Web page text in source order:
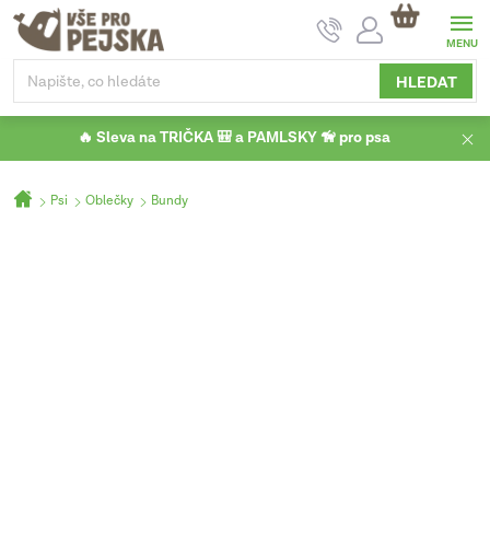
Přejít
obsah
HLEDAT
NÁKUPNÍ
KOŠÍK
🔥 Sleva na TRIČKA 🎒 a PAMLSKY 🦮 pro psa
Domů
Psi Oblečky Bundy